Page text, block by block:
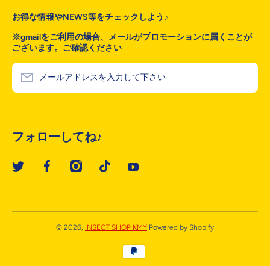
お得な情報やNEWS等をチェックしよう♪
※gmailをご利用の場合、メールがプロモーションに届くことが
ございます。ご確認ください
メールアドレスを入力して下さい
フォローしてね♪
twittercom/@towa_06171088
facebookcom/kmyinsectshop
instagramcom/insect_shop_kmy
vttiktokcom/ZSR1MnSkd/
youtubecom/channel/
© 2026, INSECT SHOP KMY Powered by Shopify
お支払い方法